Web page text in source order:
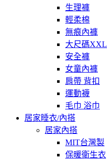
生理褲
輕柔棉
無痕內褲
大尺碼XXL
安全褲
女童內褲
肩帶 背扣
運動襪
毛巾 浴巾
居家睡衣/內搭
居家內搭
MIT台灣製
保暖衛生衣